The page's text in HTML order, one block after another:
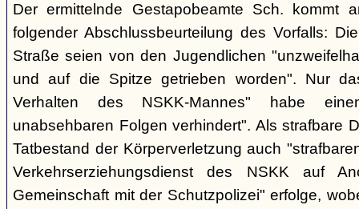
Der ermittelnde Gestapobeamte Sch. kommt
folgender Abschlussbeurteilung des Vorfalls:
Straße seien von den Jugendlichen
und auf die Spitze getrieben worden". Nur
Verhalten des NSKK-Mannes" habe
unabsehbaren Folgen verhindert". Als strafbare
Tatbestand der Körperverletzung auch
Verkehrserziehungsdienst des NSKK auf
Gemeinschaft mit der Schutzpolizei" erfolge,